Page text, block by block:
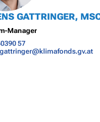
GATTRINGER,
Manager
57